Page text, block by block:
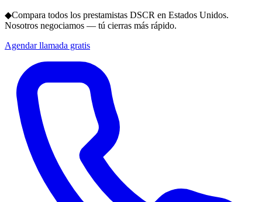
◆Compara todos los prestamistas DSCR en Estados Unidos.
Nosotros negociamos — tú cierras más rápido.
Agendar llamada gratis